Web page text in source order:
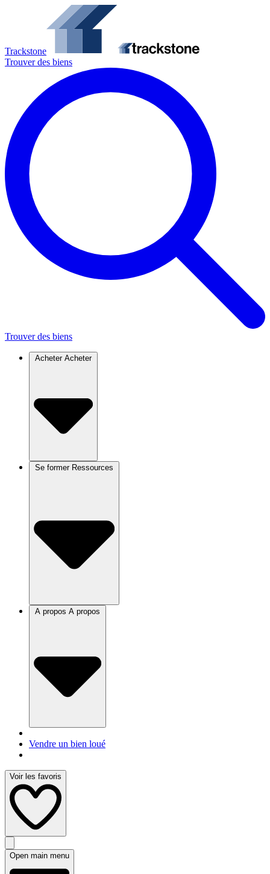
Trackstone
Trouver des biens
Trouver des biens
Acheter Acheter
Se former
A propos
Vendre un bien loué
Voir les favoris
Open main menu